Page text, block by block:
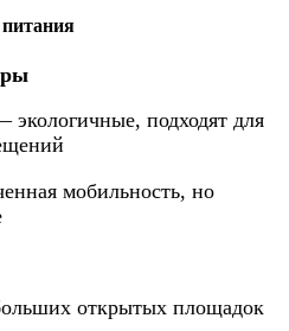
экологичные, подходят для
мобильность, но
открытых площадок